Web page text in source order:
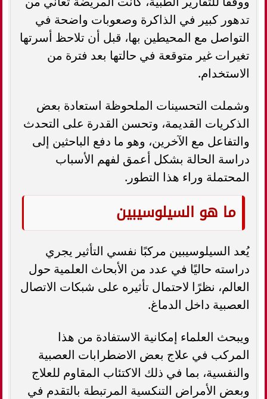
تدهور كبير في الذاكرة وصعوبات واضحة في
التواصل مع المحيطين بها، قبل أن تلاحظ أسرتها
تغيرات غير متوقعة في حالتها بعد فترة من
الاستخدام.
وشملت التحسينات الملحوظة استعادة بعض
الذكريات القديمة، وتحسن القدرة على التحدث
والتفاعل مع الآخرين، وهو ما دفع الباحثين إلى
دراسة الحالة بشكل أعمق لفهم الأسباب
المحتملة وراء هذا التطور.
ما هو السيلوسيبين
يُعد السيلوسيبين مركبًا نفسي التأثير يجري
دراسته حاليًا في عدد من الأبحاث العلمية حول
العالم، نظرًا لاحتمال تأثيره على شبكات الاتصال
العصبية داخل الدماغ.
ويبحث العلماء إمكانية الاستفادة من هذا
المركب في علاج بعض الاضطرابات العصبية
والنفسية، بما في ذلك الاكتئاب المقاوم للعلاج
وبعض الأمراض التنكسية المرتبطة بالتقدم في